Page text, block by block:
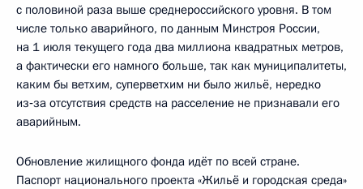
с половиной раза выше среднероссийского уровня. В том
числе только аварийного, по данным Минстроя России,
на 1 июля текущего года два миллиона квадратных метров,
а фактически его намного больше, так как муниципалитеты,
каким бы ветхим, суперветхим ни было жильё, нередко
из‑за отсутствия средств на расселение не признавали его
аварийным.
Обновление жилищного фонда идёт по всей стране.
Паспорт национального проекта «Жильё и городская среда»